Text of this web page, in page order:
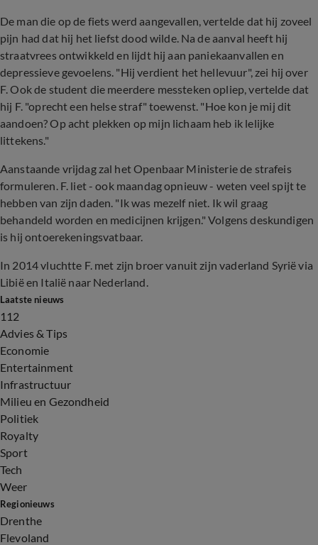
De man die op de fiets werd aangevallen, vertelde dat hij zoveel
pijn had dat hij het liefst dood wilde. Na de aanval heeft hij
straatvrees ontwikkeld en lijdt hij aan paniekaanvallen en
depressieve gevoelens. "Hij verdient het hellevuur", zei hij over
F. Ook de student die meerdere messteken opliep, vertelde dat
hij F. "oprecht een helse straf" toewenst. "Hoe kon je mij dit
aandoen? Op acht plekken op mijn lichaam heb ik lelijke
littekens."
Aanstaande vrijdag zal het Openbaar Ministerie de strafeis
formuleren. F. liet - ook maandag opnieuw - weten veel spijt te
hebben van zijn daden. "Ik was mezelf niet. Ik wil graag
behandeld worden en medicijnen krijgen." Volgens deskundigen
is hij ontoerekeningsvatbaar.
In 2014 vluchtte F. met zijn broer vanuit zijn vaderland Syrië via
Libië en Italië naar Nederland.
Laatste nieuws
112
Advies & Tips
Economie
Entertainment
Infrastructuur
Milieu en Gezondheid
Politiek
Royalty
Sport
Tech
Weer
Regionieuws
Drenthe
Flevoland